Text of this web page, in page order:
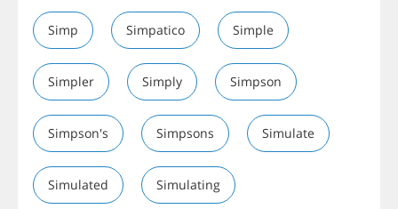
Simp Simpatico Simple
Simpler Simply Simpson
Simpson's Simpsons Simulate
Simulated Simulating